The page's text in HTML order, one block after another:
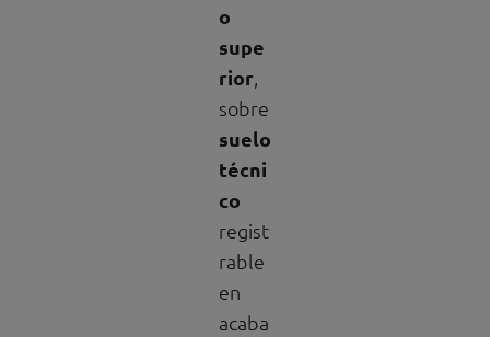
o
supe
rior,
sobre
suelo
técni
co
regist
rable
en
acaba